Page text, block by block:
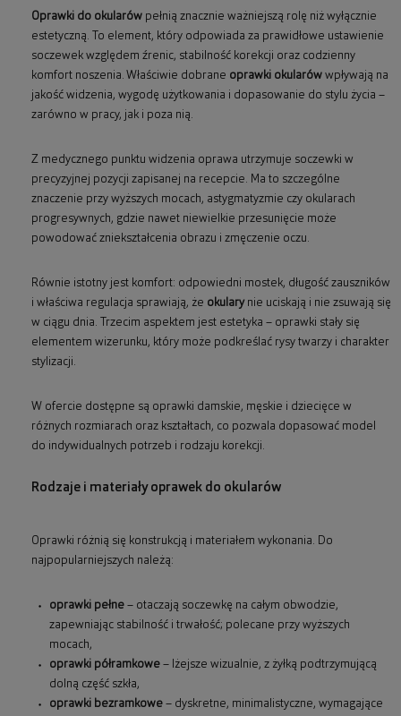
Oprawki do okularów pełnią znacznie ważniejszą rolę niż wyłącznie
estetyczną. To element, który odpowiada za prawidłowe ustawienie
soczewek względem źrenic, stabilność korekcji oraz codzienny
komfort noszenia. Właściwie dobrane oprawki okularów wpływają na
jakość widzenia, wygodę użytkowania i dopasowanie do stylu życia –
zarówno w pracy, jak i poza nią.
Z medycznego punktu widzenia oprawa utrzymuje soczewki w
precyzyjnej pozycji zapisanej na recepcie. Ma to szczególne
znaczenie przy wyższych mocach, astygmatyzmie czy okularach
progresywnych, gdzie nawet niewielkie przesunięcie może
powodować zniekształcenia obrazu i zmęczenie oczu.
Równie istotny jest komfort: odpowiedni mostek, długość zauszników
i właściwa regulacja sprawiają, że okularynie uciskają i nie zsuwają się
w ciągu dnia. Trzecim aspektem jest estetyka – oprawki stały się
elementem wizerunku, który może podkreślać rysy twarzy i charakter
stylizacji.
W ofercie dostępne są oprawki damskie, męskie i dziecięce w
różnych rozmiarach oraz kształtach, co pozwala dopasować model
do indywidualnych potrzeb i rodzaju korekcji.
Rodzaje i materiały oprawek do okularów
Oprawki różnią się konstrukcją i materiałem wykonania. Do
najpopularniejszych należą:
oprawki pełne – otaczają soczewkę na całym obwodzie,
zapewniając stabilność i trwałość; polecane przy wyższych
mocach,
oprawki półramkowe – lżejsze wizualnie, z żyłką podtrzymującą
dolną część szkła,
oprawki bezramkowe – dyskretne, minimalistyczne, wymagające